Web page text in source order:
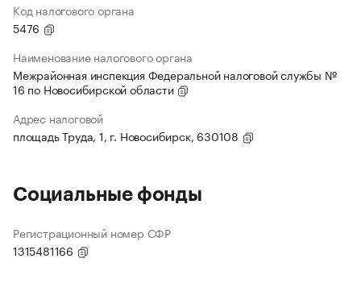
Код налогового органа
5476
Наименование налогового органа
Межрайонная инспекция Федеральной налоговой службы №
16 по Новосибирской области
Адрес налоговой
площадь Труда, 1, г. Новосибирск, 630108
Социальные фонды
Регистрационный номер СФР
1315481166